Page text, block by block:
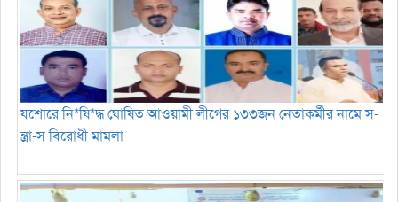
যশোরে নি*ষি*দ্ধ ঘোষিত আওয়ামী লীগের ১৩৩জন নেতাকর্মীর নামে স-
ন্ত্রা-স বিরোধী মামলা